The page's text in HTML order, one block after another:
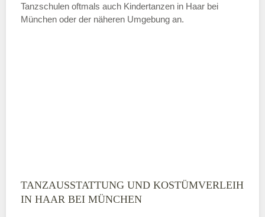
—
Tanzschulen oftmals auch Kindertanzen in Haar bei
München oder der näheren Umgebung an.
TANZAUSSTATTUNG UND KOSTÜMVERLEIH
IN HAAR BEI MÜNCHEN